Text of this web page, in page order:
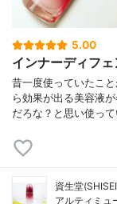
5.00
インナーディフ
昔一度使っていたこ
ら効果が出る美容液
だろな？と思い使っ
資生堂
アルティミュ